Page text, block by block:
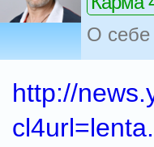
О себе
http://